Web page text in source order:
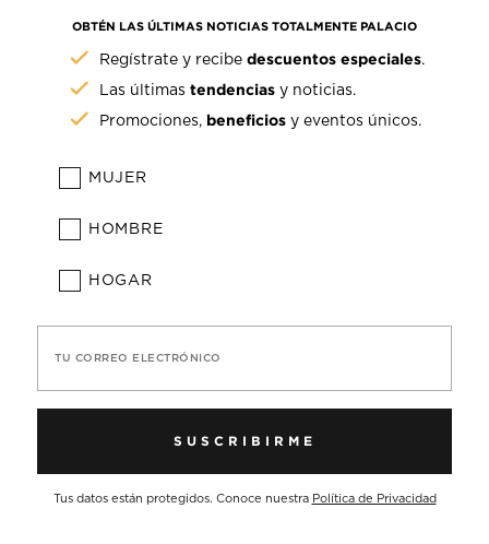
OBTÉN LAS ÚLTIMAS NOTICIAS TOTALMENTE PALACIO
Regístrate y recibedescuentos especiales.
Las últimastendencias y noticias.
Promociones, beneficios y eventos únicos.
MUJER
HOMBRE
HOGAR
TU CORREO ELECTRÓNICO
SUSCRIBIRME
Tus datos están protegidos. Conoce nuestra Política de Privacidad